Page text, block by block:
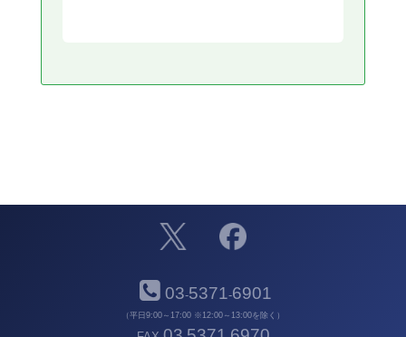
03-5371-6901
（平日9:00～17:00 ※12:00～13:00を除く）